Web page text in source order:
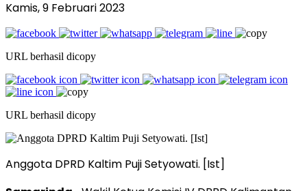
Kamis, 9 Februari 2023
URL berhasil dicopy
URL berhasil dicopy
Anggota DPRD Kaltim Puji Setyowati. [Ist]